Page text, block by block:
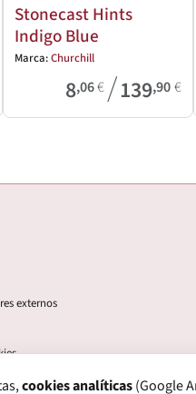
Stonecast Hints
Indigo Blue
Marca:Churchill
8,06€/139,90€
externos
cookies analíticas(Google